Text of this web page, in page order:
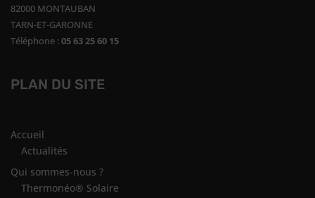
82000 MONTAUBAN
TARN-ET-GARONNE
Téléphone :05 63 25 60 15
PLAN DU SITE
Accueil
Actualités
Qui sommes-nous ?
Thermonéo® Solaire